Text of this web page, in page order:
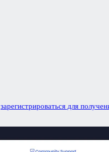
зарегистрироваться для